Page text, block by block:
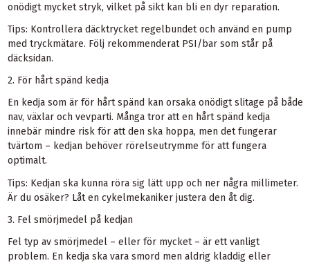
onödigt mycket stryk, vilket på sikt kan bli en dyr reparation.
Tips: Kontrollera däcktrycket regelbundet och använd en pump
med tryckmätare. Följ rekommenderat PSI/bar som står på
däcksidan.
2. För hårt spänd kedja
En kedja som är för hårt spänd kan orsaka onödigt slitage på både
nav, växlar och vevparti. Många tror att en hårt spänd kedja
innebär mindre risk för att den ska hoppa, men det fungerar
tvärtom – kedjan behöver rörelseutrymme för att fungera
optimalt.
Tips: Kedjan ska kunna röra sig lätt upp och ner några millimeter.
Är du osäker? Låt en cykelmekaniker justera den åt dig.
3. Fel smörjmedel på kedjan
Fel typ av smörjmedel – eller för mycket – är ett vanligt
problem. En kedja ska vara smord men aldrig kladdig eller